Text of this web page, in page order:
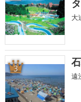
大
3
遠